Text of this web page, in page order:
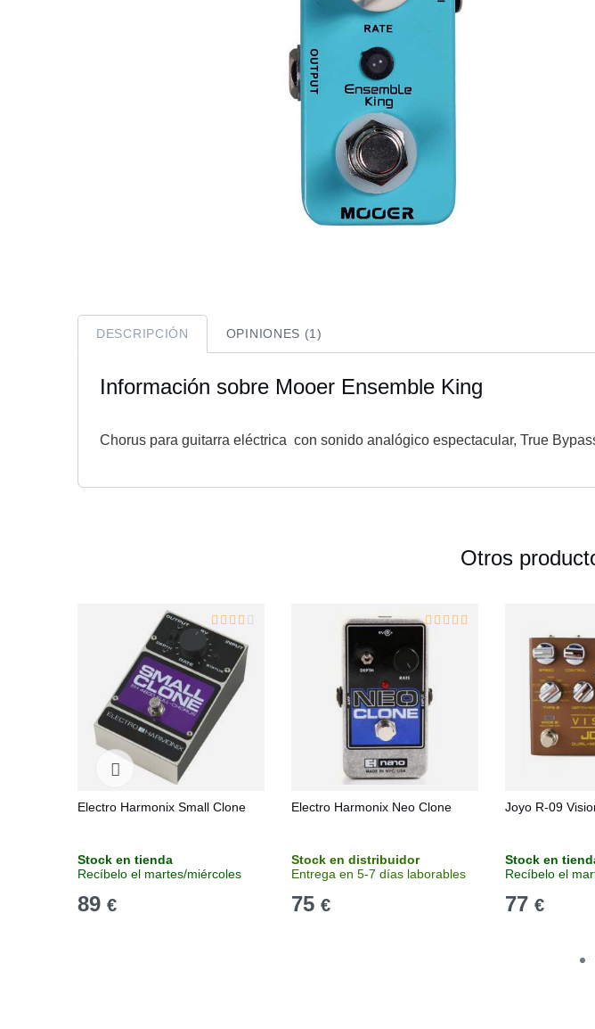
DESCRIPCIÓN OPINIONES (1)
Información sobre Mooer Ensemble King
Chorus para guitarra eléctrica con sonido analógico espectacular, True
Otros
Electro Harmonix Small Clone
Stock en tienda
Recíbelo el martes/miércoles
89 €
Electro Harmonix Neo Clone
Stock en distribuidor
Entrega en 5-7 días laborables
75 €
Joyo R-09
Stock en
Recíbelo el
77 €